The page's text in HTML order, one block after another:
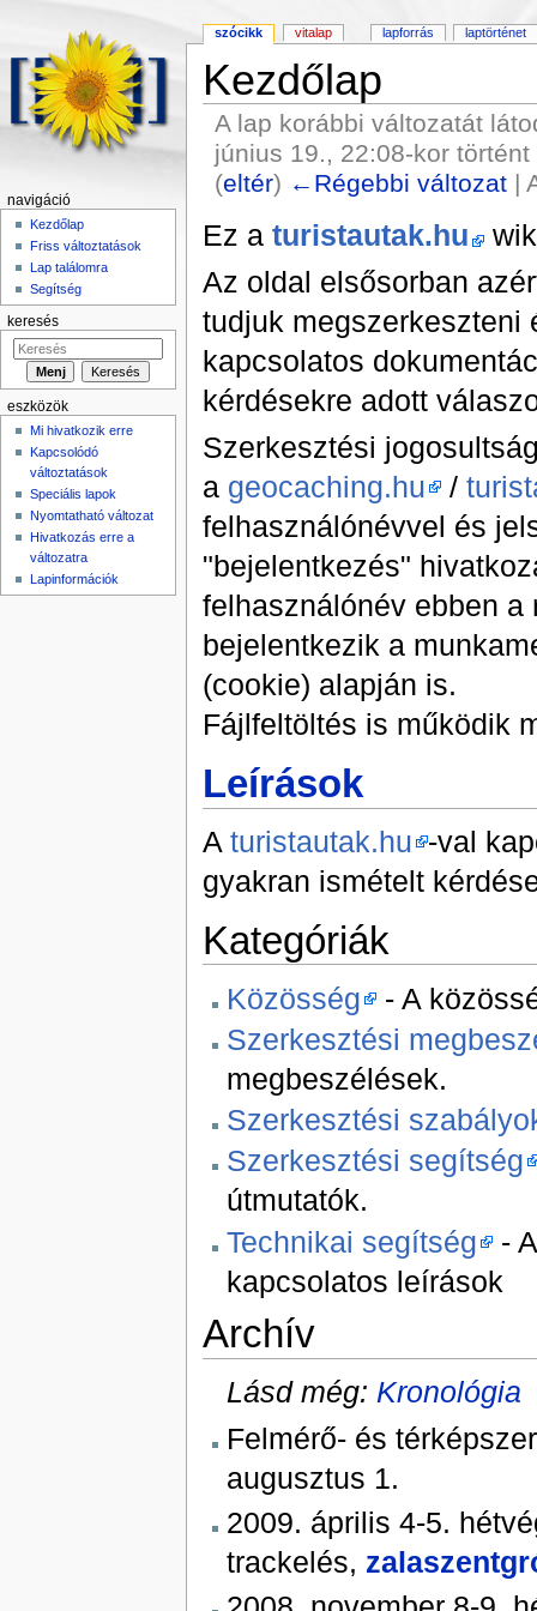
Kezdőlap
A lap korábbi változatát
június 19., 22:08-kor
(eltér) ←Régebbi változat |
Ez a turistautak.hu
Az oldal elsősorban
tudjuk
kapcsolatos
kérdésekre adott
Szerkesztési
a geocaching.hu /
felhasználónévvel és
"bejelentkezés"
felhasználónév ebben a
bejelentkezik a
(cookie) alapján is.
Fájlfeltöltés is működik
Leírások
A turistautak.hu -val
gyakran ismételt
Kategóriák
Közösség - A
Szerkesztési
megbeszélések.
Szerkesztési
Szerkesztési segítség
útmutatók.
Technikai segítség -
kapcsolatos leírások
Archív
Lásd még: Kronológia
Felmérő- és
augusztus 1.
2009. április 4-5.
trackelés,
szócikk vitalap lapforrás laptörténet
navigáció
Kezdőlap
Friss változtatások
Lap találomra
Segítség
keresés
eszközök
Mi hivatkozik erre
Kapcsolódó
változtatások
Speciális lapok
Nyomtatható változat
Hivatkozás erre a
változatra
Lapinformációk